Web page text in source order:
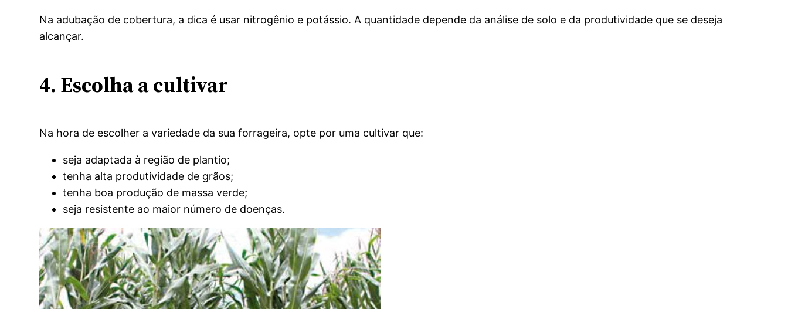
Na adubação de cobertura, a dica é usar nitrogênio e potássio. A quantidade depende da análise de solo e da produtividade que se deseja
alcançar.
4. Escolha a cultivar
Na hora de escolher a variedade da sua forrageira, opte por uma cultivar que:
seja adaptada à região de plantio;
tenha alta produtividade de grãos;
tenha boa produção de massa verde;
seja resistente ao maior número de doenças.